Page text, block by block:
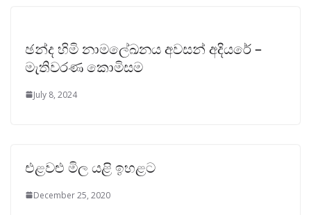
ඡන්ද හිමි නාමලේඛනය අවසන් අදියරේ –
මැතිවරණ කොමිසම
July 8, 2024
එළවළු මිල යළි ඉහළට
December 25, 2020